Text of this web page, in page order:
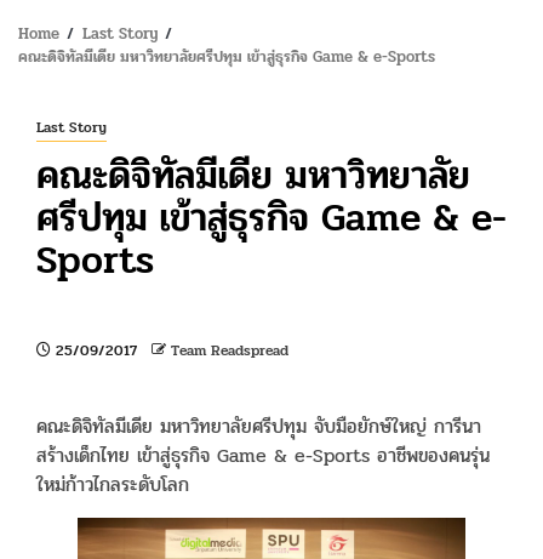
Home
Last Story
คณะดิจิทัลมีเดีย มหาวิทยาลัยศรีปทุม เข้าสู่ธุรกิจ Game & e-Sports
Last Story
คณะดิจิทัลมีเดีย มหาวิทยาลัย
ศรีปทุม เข้าสู่ธุรกิจ Game & e-
Sports
25/09/2017 Team Readspread
คณะดิจิทัลมีเดีย มหาวิทยาลัยศรีปทุม จับมือยักษ์ใหญ่ การีนา
สร้างเด็กไทย เข้าสู่ธุรกิจ Game & e-Sports อาชีพของคนรุ่น
ใหม่ก้าวไกลระดับโลก